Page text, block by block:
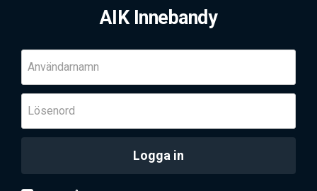
AIK Innebandy
Användarnamn
Lösenord
Logga in